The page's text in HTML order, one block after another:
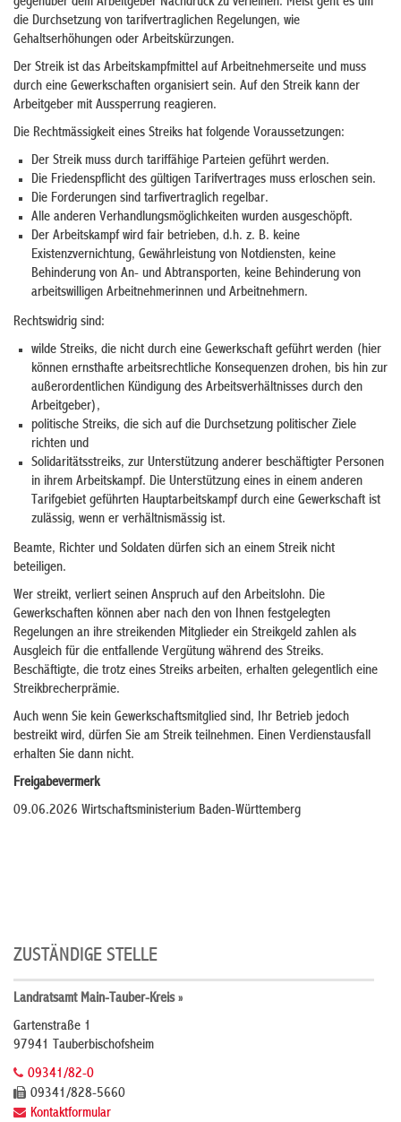
die Durchsetzung von tarifvertraglichen Regelungen, wie
Gehaltserhöhungen oder Arbeitskürzungen.
Der Streik ist das Arbeitskampfmittel auf Arbeitnehmerseite und muss
durch eine Gewerkschaften organisiert sein. Auf den Streik kann der
Arbeitgeber mit Aussperrung reagieren.
Die Rechtmässigkeit eines Streiks hat folgende Voraussetzungen:
Der Streik muss durch tariffähige Parteien geführt werden.
Die Friedenspflicht des gültigen Tarifvertrages muss erloschen sein.
Die Forderungen sind tarfivertraglich regelbar.
Alle anderen Verhandlungsmöglichkeiten wurden ausgeschöpft.
Der Arbeitskampf wird fair betrieben, d.h. z. B. keine
Existenzvernichtung, Gewährleistung von Notdiensten, keine
Behinderung von An- und Abtransporten, keine Behinderung von
arbeitswilligen Arbeitnehmerinnen und Arbeitnehmern.
Rechtswidrig sind:
wilde Streiks, die nicht durch eine Gewerkschaft geführt werden (hier
können ernsthafte arbeitsrechtliche Konsequenzen drohen, bis hin zur
außerordentlichen Kündigung des Arbeitsverhältnisses durch den
Arbeitgeber),
politische Streiks, die sich auf die Durchsetzung politischer Ziele
richten und
Solidaritätsstreiks, zur Unterstützung anderer beschäftigter Personen
in ihrem Arbeitskampf. Die Unterstützung eines in einem anderen
Tarifgebiet geführten Hauptarbeitskampf durch eine Gewerkschaft ist
zulässig, wenn er verhältnismässig ist.
Beamte, Richter und Soldaten dürfen sich an einem Streik nicht
beteiligen.
Wer streikt, verliert seinen Anspruch auf den Arbeitslohn. Die
Gewerkschaften können aber nach den von Ihnen festgelegten
Regelungen an ihre streikenden Mitglieder ein Streikgeld zahlen als
Ausgleich für die entfallende Vergütung während des Streiks.
Beschäftigte, die trotz eines Streiks arbeiten, erhalten gelegentlich eine
Streikbrecherprämie.
Auch wenn Sie kein Gewerkschaftsmitglied sind, Ihr Betrieb jedoch
bestreikt wird, dürfen Sie am Streik teilnehmen. Einen Verdienstausfall
erhalten Sie dann nicht.
Freigabevermerk
09.06.2026 Wirtschaftsministerium Baden-Württemberg
ZUSTÄNDIGE STELLE
Landratsamt Main-Tauber-Kreis »
Gartenstraße 1
97941 Tauberbischofsheim
09341/82-0
09341/828-5660
Kontaktformular